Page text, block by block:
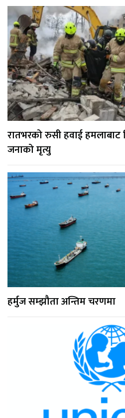
रातभरको रुसी हवाई हमलाबाट
जनाको मृत्यु
हर्मुज सम्झौता अन्तिम चरणमा